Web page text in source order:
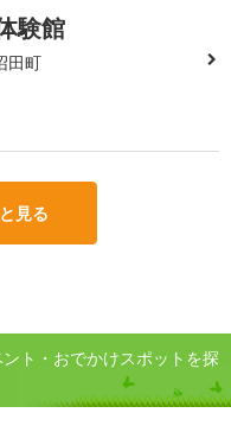
験館
田町
見る
ト・おでかけスポットを探